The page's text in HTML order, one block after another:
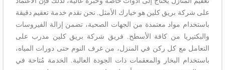
على شركة بريق كلين هو خيارك الأمثل. نحن نقدم خدمة تعقيم دقيقة
باستخدام مواد معتمدة من الجهات الصحية، تضمن إزالة الفيروسات
والبكتيريا من كافة الأسطح. فريق شركة بريق كلين مدرب على
التعامل مع كل ركن في المنزل، من غرف النوم حتى دورات المياه،
باستخدام البخار والمعقمات ذات الجودة العالية. الخدمة مُتاحة في